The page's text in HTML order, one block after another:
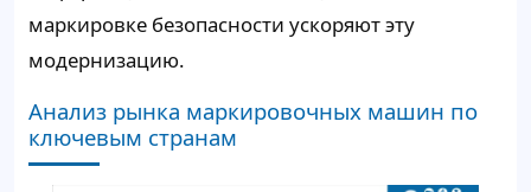
маркировке безопасности ускоряют эту
модернизацию.
Анализ рынка маркировочных машин по
ключевым странам